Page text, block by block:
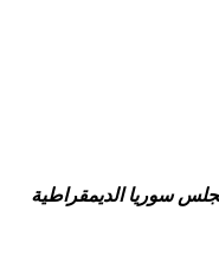
سوريا الديمقراطية